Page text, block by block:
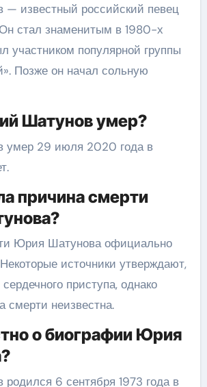
известный российский певец
стал знаменитым в 1980-х
участником популярной группы
Позже он начал сольную
Шатунов умер?
умер 29 июля 2020 года в
причина смерти
Юрия Шатунова официально
источники утверждают,
приступа, однако
смерти неизвестна.
о биографии Юрия
6 сентября 1973 года в